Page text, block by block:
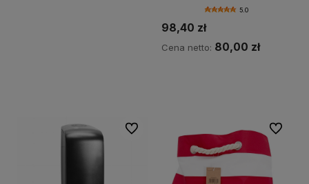
5.0
98,40 zł
Cena netto: 80,00 zł
Do ulubionych Do